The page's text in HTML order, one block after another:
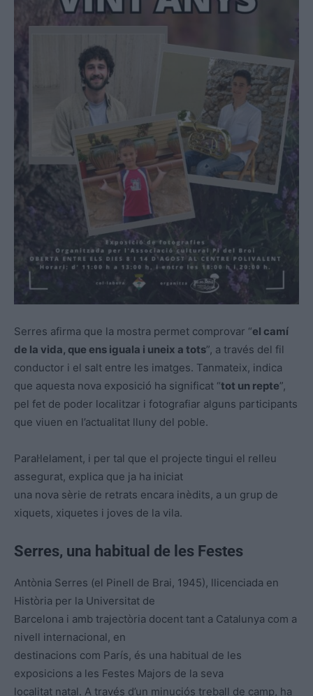
Serres afirma que la mostra permet comprovar “el camí
de la vida, que ens iguala i uneix a tots”, a través del fil
conductor i el salt entre les imatges. Tanmateix, indica
que aquesta nova exposició ha significat “tot un repte”,
pel fet de poder localitzar i fotografiar alguns participants
que viuen en l’actualitat lluny del poble.
Paral·lelament, i per tal que el projecte tingui el relleu
assegurat, explica que ja ha iniciat
una nova sèrie de retrats encara inèdits, a un grup de
xiquets, xiquetes i joves de la vila.
Serres, una habitual de les Festes
Antònia Serres (el Pinell de Brai, 1945), llicenciada en
Història per la Universitat de
Barcelona i amb trajectòria docent tant a Catalunya com a
nivell internacional, en
destinacions com París, és una habitual de les
exposicions a les Festes Majors de la seva
localitat natal. A través d’un minuciós treball de camp, ha